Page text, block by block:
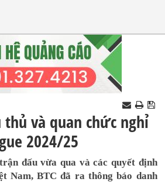
thủ và quan chức nghỉ
2024/25
đấu vừa qua và các quyết định
Nam, BTC đã ra thông báo danh